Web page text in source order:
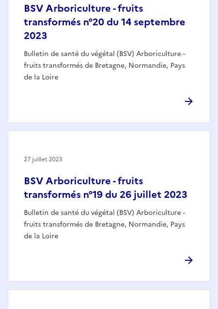
BSV Arboriculture - fruits
transformés n°20 du 14 septembre
2023
Bulletin de santé du végétal (BSV) Arboriculture -
fruits transformés de Bretagne, Normandie, Pays
de la Loire
BSV Arboriculture - fruits
transformés n°19 du 26 juillet 2023
Bulletin de santé du végétal (BSV) Arboriculture -
fruits transformés de Bretagne, Normandie, Pays
de la Loire
27 juillet 2023